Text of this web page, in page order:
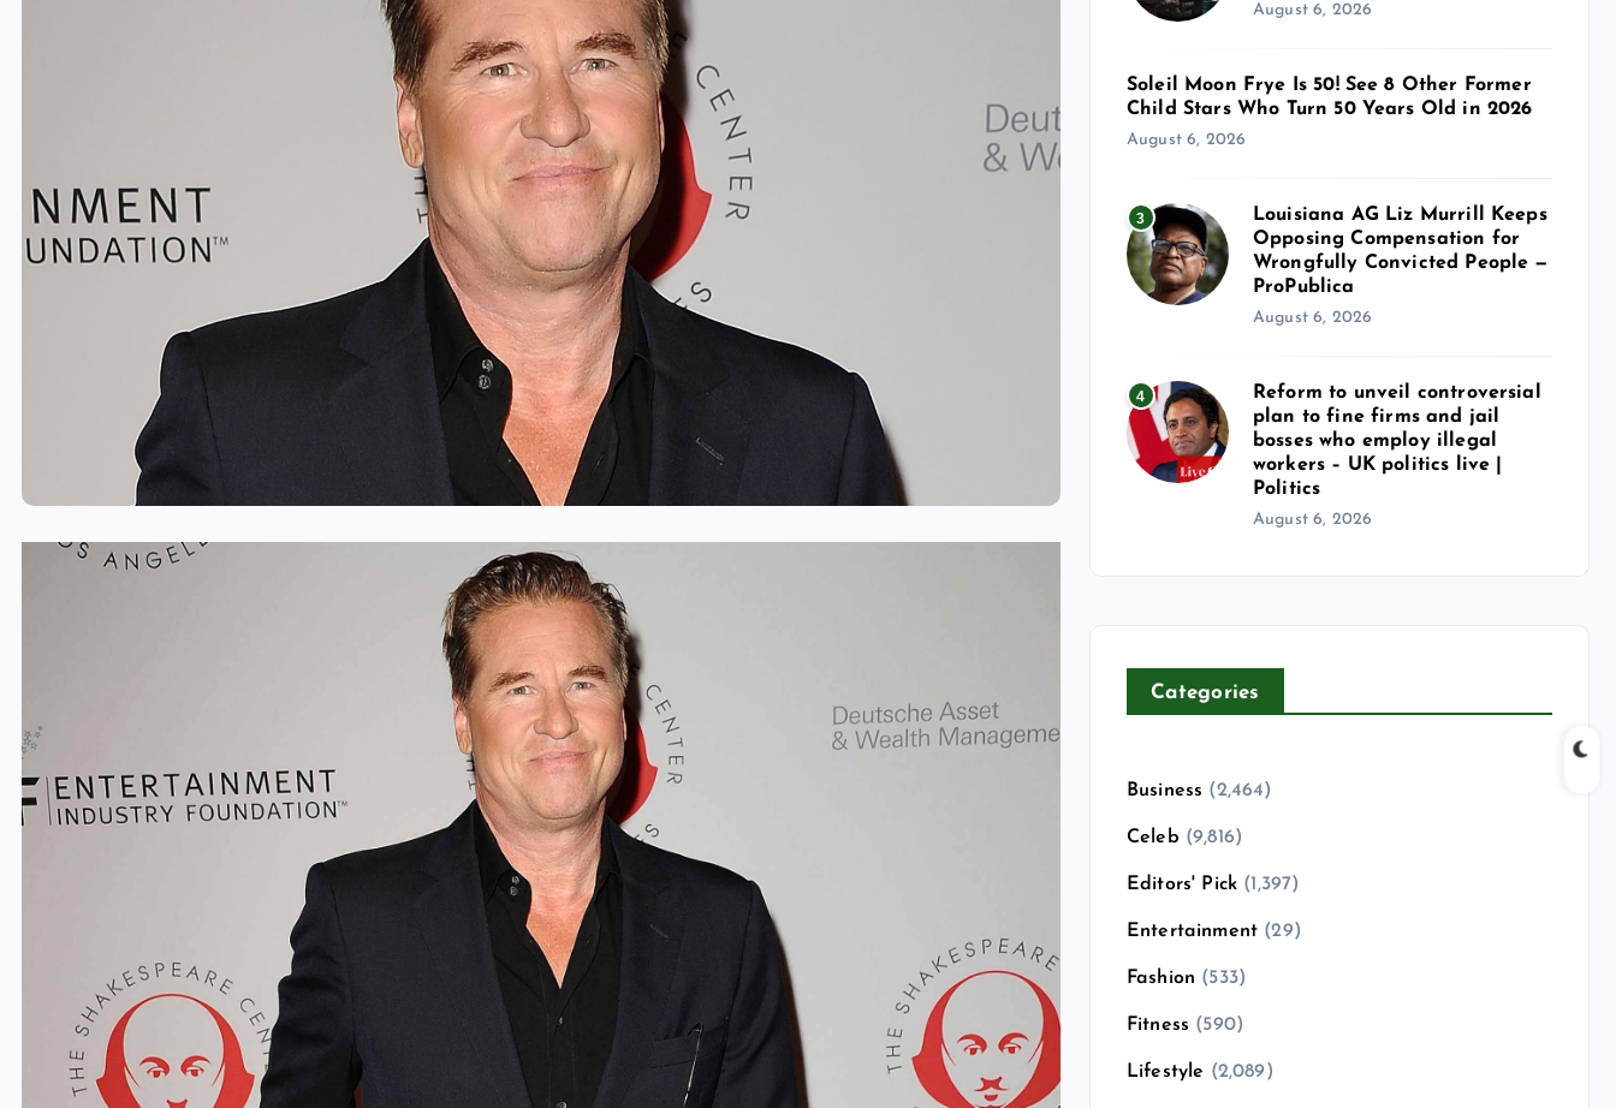
August 6, 2026
Soleil Moon Frye Is 50! See 8 Other Former
Child Stars Who Turn 50 Years Old in 2026
August 6, 2026
3
Louisiana AG Liz Murrill Keeps
Opposing Compensation for
Wrongfully Convicted People —
ProPublica
August 6, 2026
4
Reform to unveil controversial
plan to fine firms and jail
bosses who employ illegal
workers – UK politics live |
Politics
August 6, 2026
Categories
Business (2,464)
Celeb (9,816)
Editors' Pick (1,397)
Entertainment (29)
Fashion (533)
Fitness (590)
Lifestyle (2,089)